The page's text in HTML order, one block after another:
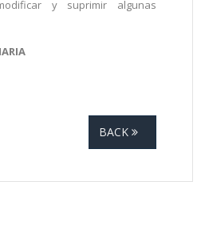
y suprimir algunas
BACK